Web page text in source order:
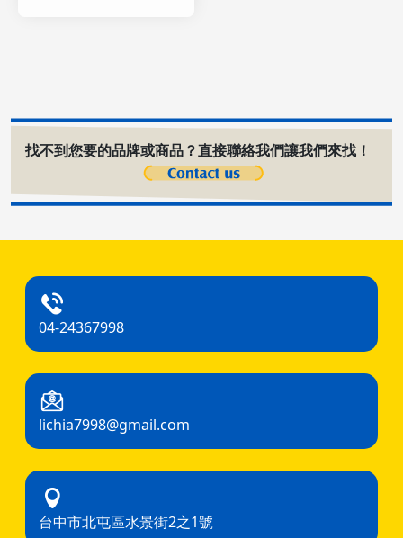
找不到您要的品牌或商品？直接聯絡我們讓我們來找！
04-24367998
lichia7998@gmail.com
台中市北屯區水景街2之1號